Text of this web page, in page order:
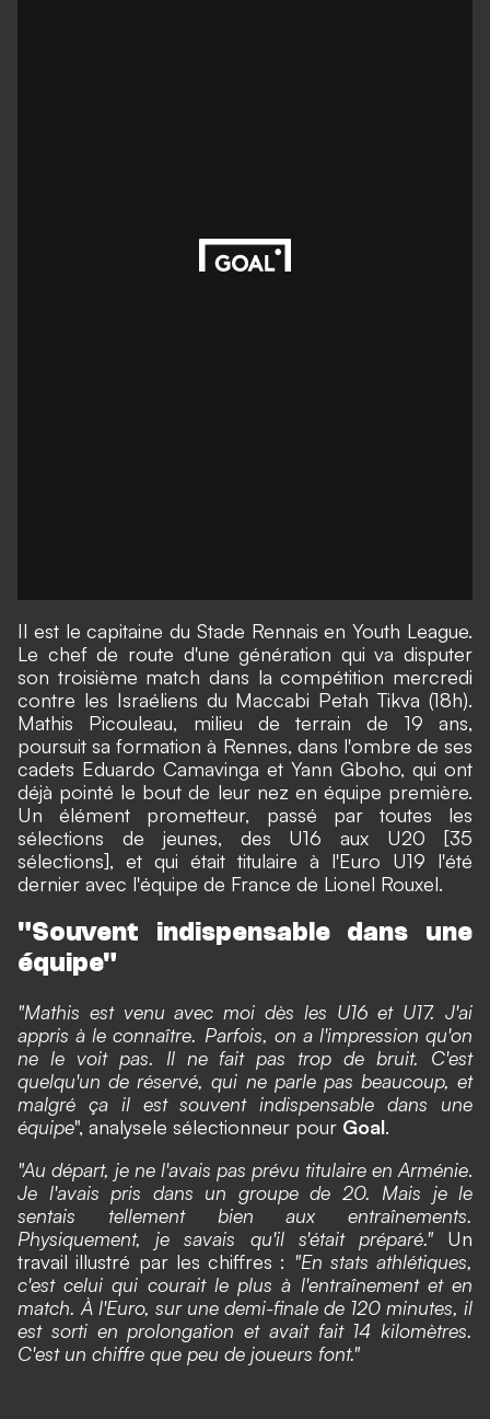
Il est le capitaine du Stade Rennais en Youth League.
Le chef de route d'une génération qui va disputer
son troisième match dans la compétition mercredi
contre les Israéliens du Maccabi Petah Tikva (18h).
Mathis Picouleau, milieu de terrain de 19 ans,
poursuit sa formation à Rennes, dans l'ombre de ses
cadets Eduardo Camavinga et Yann Gboho, qui ont
déjà pointé le bout de leur nez en équipe première.
Un élément prometteur, passé par toutes les
sélections de jeunes, des U16 aux U20 [35
sélections], et qui était titulaire à l'Euro U19 l'été
dernier avec l'équipe de France de Lionel Rouxel.
"Souvent indispensable dans une
équipe"
"Mathis est venu avec moi dès les U16 et U17. J'ai
appris à le connaître. Parfois, on a l'impression qu'on
ne le voit pas. Il ne fait pas trop de bruit. C'est
quelqu'un de réservé, qui ne parle pas beaucoup, et
malgré ça il est souvent indispensable dans une
équipe", analysele sélectionneur pour Goal.
"Au départ, je ne l'avais pas prévu titulaire en Arménie.
Je l'avais pris dans un groupe de 20. Mais je le
sentais tellement bien aux entraînements.
Physiquement, je savais qu'il s'était préparé."Un
travail illustré par les chiffres : "En stats athlétiques,
c'est celui qui courait le plus à l'entraînement et en
match. À l'Euro, sur une demi-finale de 120 minutes, il
est sorti en prolongation et avait fait 14 kilomètres.
C'est un chiffre que peu de joueurs font."